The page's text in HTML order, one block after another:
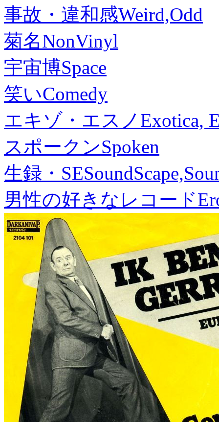
事故・違和感Weird,Odd
菊名NonVinyl
宇宙博Space
笑いComedy
エキゾ・エスノ Exotica,
スポークンSpoken
生録・SE
男性の好きなレコード